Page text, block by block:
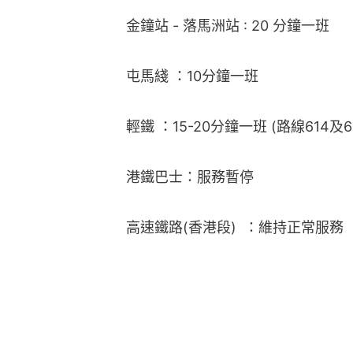
金鐘站 - 落馬洲站 : 20 分鐘一班
屯馬綫 ：10分鐘一班
輕鐵 ：15-20分鐘一班 (路線614及
港鐵巴士：服務暫停
高速鐵路(香港段)  ：維持正常服務